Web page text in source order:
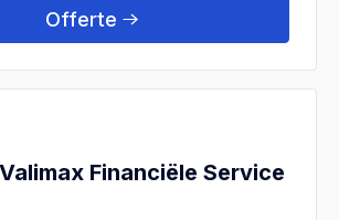
Offerte
Valimax Financiële Service